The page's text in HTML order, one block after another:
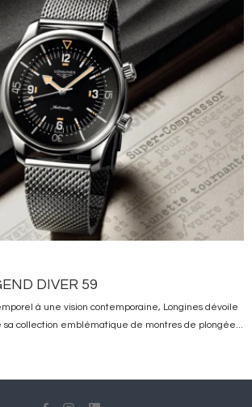
DIVER 59
à une vision contemporaine, Longines dévoile
sa collection emblématique de montres de plongée...